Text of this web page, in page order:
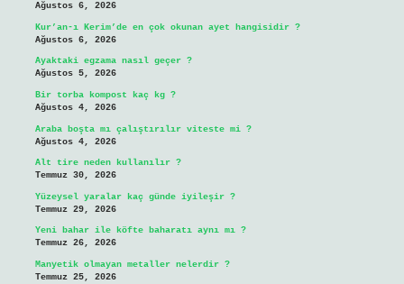
Ağustos 6, 2026
Kur’an-ı Kerim’de en çok okunan ayet hangisidir ?
Ağustos 6, 2026
Ayaktaki egzama nasıl geçer ?
Ağustos 5, 2026
Bir torba kompost kaç kg ?
Ağustos 4, 2026
Araba boşta mı çalıştırılır viteste mi ?
Ağustos 4, 2026
Alt tire neden kullanılır ?
Temmuz 30, 2026
Yüzeysel yaralar kaç günde iyileşir ?
Temmuz 29, 2026
Yeni bahar ile köfte baharatı aynı mı ?
Temmuz 26, 2026
Manyetik olmayan metaller nelerdir ?
Temmuz 25, 2026